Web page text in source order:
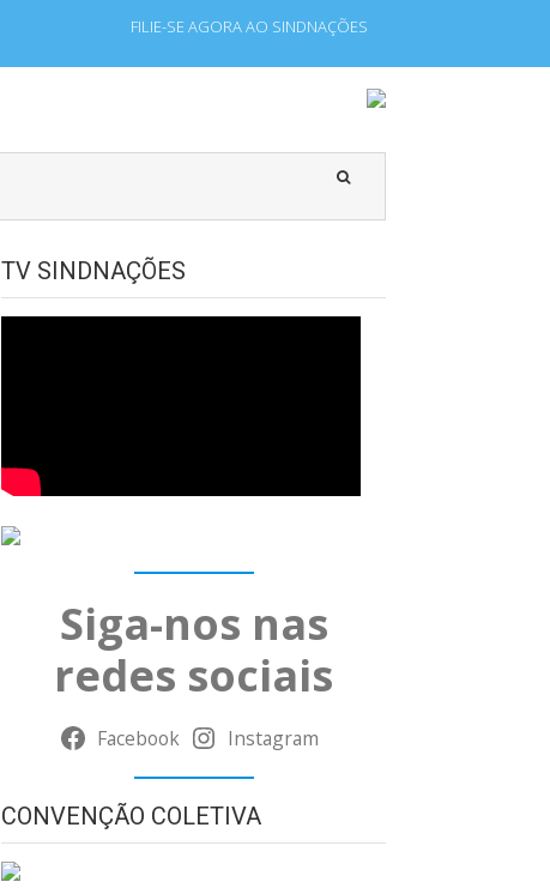
FILIE-SE AGORA AO SINDNAÇÕES
TV SINDNAÇÕES
Siga-nos nas
redes sociais
Facebook Instagram
CONVENÇÃO COLETIVA